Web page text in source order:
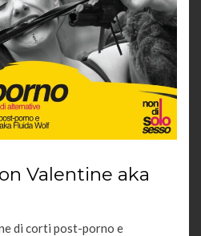
Valentine aka
di corti post-porno e